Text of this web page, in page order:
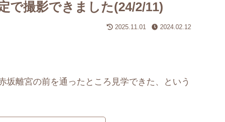
で撮影できました(24/2/11)
2025.11.01 2024.02.12
坂離宮の前を通ったところ見学できた、という